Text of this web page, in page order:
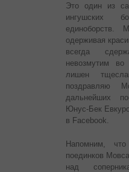
Это один из
ингушских
единоборств.
одерживая
всегда
невозмутим
лишен
поздравляю
дальнейших
Юнус-Бек
в Facebook.
Напомним,
поединков
над